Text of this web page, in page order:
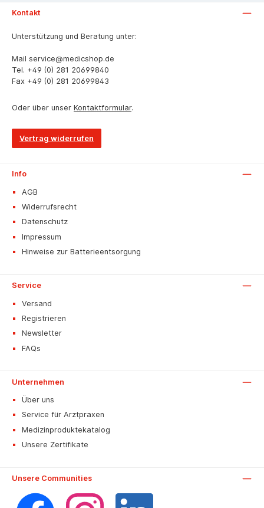
Kontakt
Unterstützung und Beratung unter:
Mail service@medicshop.de
Tel. +49 (0) 281 20699840
Fax +49 (0) 281 20699843
Oder über unser Kontaktformular.
Vertrag widerrufen
Info
AGB
Widerrufsrecht
Datenschutz
Impressum
Hinweise zur Batterieentsorgung
Service
Versand
Registrieren
Newsletter
FAQs
Unternehmen
Über uns
Service für Arztpraxen
Medizinproduktekatalog
Unsere Zertifikate
Unsere Communities